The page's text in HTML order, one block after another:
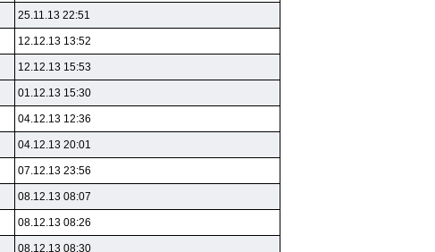
25.11.13 22:51
12.12.13 13:52
12.12.13 15:53
01.12.13 15:30
04.12.13 12:36
04.12.13 20:01
07.12.13 23:56
08.12.13 08:07
08.12.13 08:26
08.12.13 08:30